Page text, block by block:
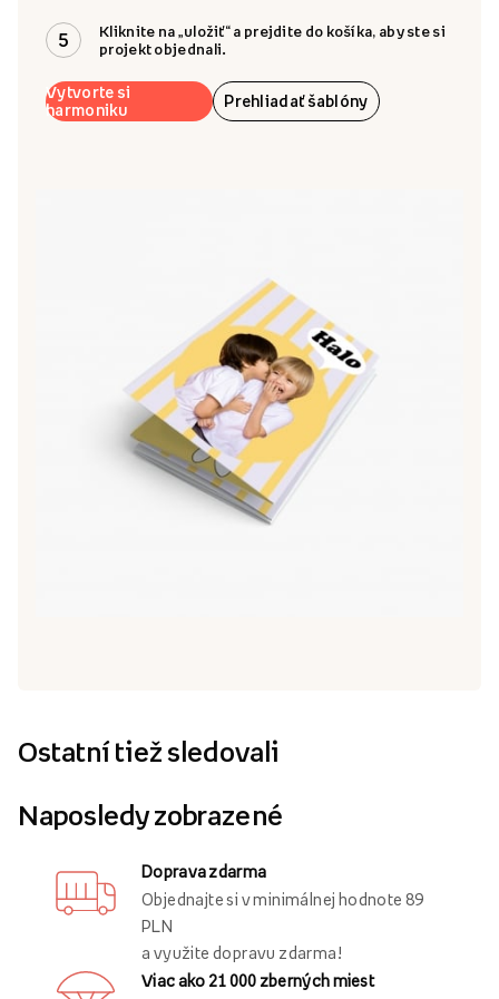
5
Kliknite na „uložiť“ a prejdite do košíka, aby ste si
projekt objednali.
Vytvorte si
harmoniku
Prehliadať šablóny
Ostatní tiež sledovali
Naposledy zobrazené
Doprava zdarma
Objednajte si v minimálnej hodnote 89
PLN
a využite dopravu zdarma!
Viac ako 21 000 zberných miest